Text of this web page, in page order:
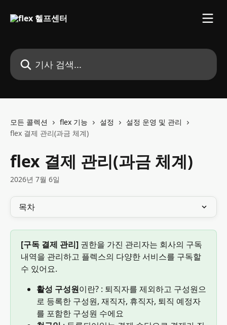
기사 검색...
모든 콜렉션 flex 기능 설정
설정 운영 및 관리
flex 결제 관리(과금 체계)
flex 결제 관리(과금 체계)
2026년 7월 6일
목차
[구독 결제 관리] 권한을 가진 관리자는 회사의 구독
내역을 관리하고 플렉스의 다양한 서비스를 구독할
수 있어요.
활성 구성원이란? : 퇴직자를 제외하고 구성원으
로 등록한 구성원, 재직자, 휴직자, 퇴직 예정자
를 포함한 구성원 수에요